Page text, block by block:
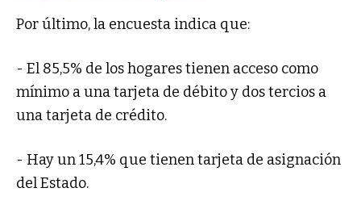
Por último, la encuesta indica que:
- El 85,5% de los hogares tienen acceso como
mínimo a una tarjeta de débito y dos tercios a
una tarjeta de crédito.
- Hay un 15,4% que tienen tarjeta de asignación
del Estado.